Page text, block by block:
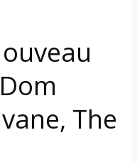
The